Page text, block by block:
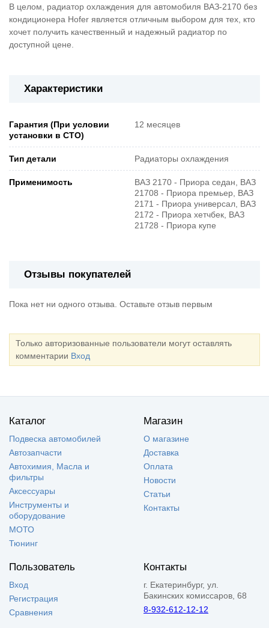
В целом, радиатор охлаждения для автомобиля ВАЗ-2170 без
кондиционера Hofer является отличным выбором для тех, кто
хочет получить качественный и надежный радиатор по
доступной цене.
Характеристики
Гарантия (При условии
установки в СТО)
12 месяцев
Тип детали Радиаторы охлаждения
Применимость
ВАЗ 2170 - Приора седан, ВАЗ
21708 - Приора премьер, ВАЗ
2171 - Приора универсал, ВАЗ
2172 - Приора хетчбек, ВАЗ
21728 - Приора купе
Отзывы покупателей
Пока нет ни одного отзыва. Оставьте отзыв первым
Только авторизованные пользователи могут оставлять
комментарии Вход
Каталог
Подвеска автомобилей
Автозапчасти
Автохимия, Масла и
фильтры
Аксессуары
Инструменты и
оборудование
МОТО
Тюнинг
Магазин
О магазине
Доставка
Оплата
Новости
Статьи
Контакты
Пользователь
Вход
Регистрация
Сравнения
Контакты
г. Екатеринбург, ул.
Бакинских комиссаров, 68
8-932-612-12-12